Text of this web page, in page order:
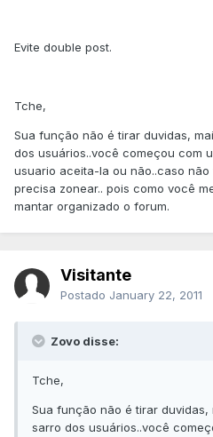
Evite double post.
Tche,
Sua função não é tirar duvidas,
dos usuários..você começou com
usuario aceita-la ou não..caso não
precisa zonear.. pois como você
mantar organizado o forum.
Visitante
Postado January 22, 2011
Zovo disse:
Tche,
Sua função não é tirar duvidas,
sarro dos usuários..você